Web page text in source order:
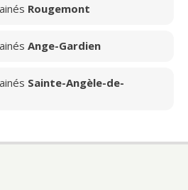
Rougemont
Ange-Gardien
Sainte-Angèle-de-